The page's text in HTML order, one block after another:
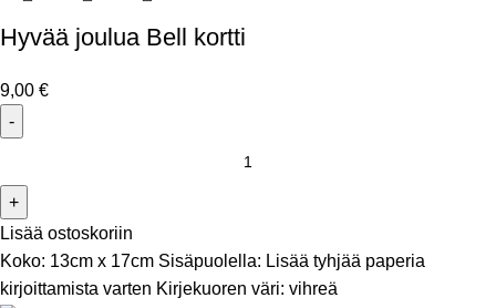
Hyvää joulua Bell kortti
9,00 €
Lisää ostoskoriin
Koko: 13cm x 17cm Sisäpuolella: Lisää tyhjää paperia
kirjoittamista varten Kirjekuoren väri: vihreä